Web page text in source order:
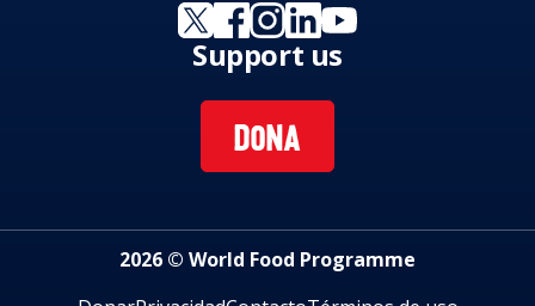
Support us
DONA
2026 © World Food Programme